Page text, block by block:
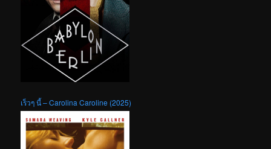
เร็วๆ นี้ – Carolina Caroline (2025)